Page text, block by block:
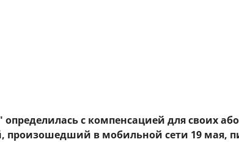
с компенсацией для своих
произошедший в мобильной сети 19 мая,